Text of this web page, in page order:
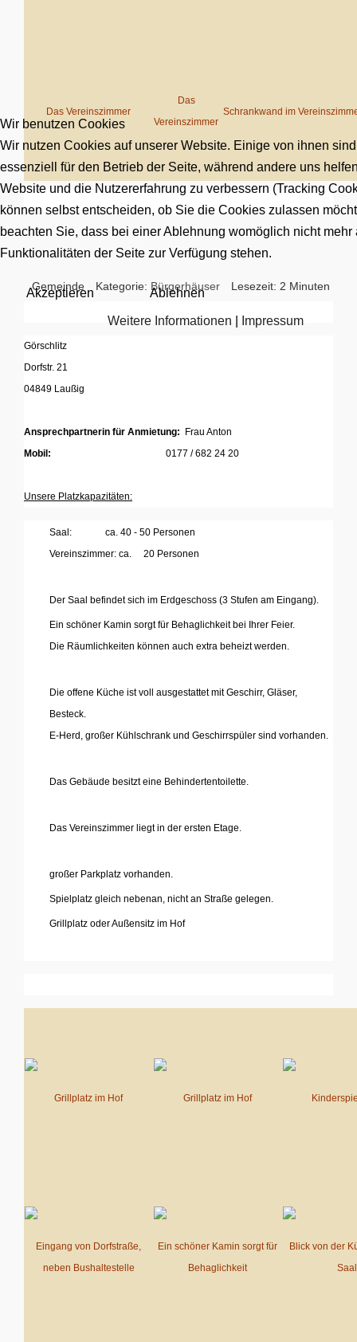
Das Vereinszimmer
Das
Vereinszimmer
Schrankwand im
Gemeinde Kategorie: Bürgerhäuser Lesezeit: 2 Minuten
Görschlitz
Dorfstr. 21
04849 Laußig
Ansprechpartnerin für Anmietung: Frau Anton
Mobil: 0177 / 682 24 20
Unsere Platzkapazitäten:
Saal: ca. 40 - 50 Personen
Vereinszimmer: ca. 20 Personen
Der Saal befindet sich im Erdgeschoss (3 Stufen am Eingang).
Ein schöner Kamin sorgt für Behaglichkeit bei Ihrer Feier.
Die Räumlichkeiten können auch extra beheizt werden.
Die offene Küche ist voll ausgestattet mit Geschirr, Gläser,
Besteck.
E-Herd, großer Kühlschrank und Geschirrspüler sind vorhanden.
Das Gebäude besitzt eine Behindertentoilette.
Das Vereinszimmer liegt in der ersten Etage.
großer Parkplatz vorhanden.
Spielplatz gleich nebenan, nicht an Straße gelegen.
Grillplatz oder Außensitz im Hof
Grillplatz im Hof Grillplatz im Hof
Eingang von Dorfstraße,
neben Bushaltestelle
Ein schöner Kamin sorgt für
Behaglichkeit
Blick von der
Saal
Wir benutzen Cookies
Wir nutzen Cookies auf unserer Website. Einige von ihnen sind
essenziell für den Betrieb der Seite, während andere uns
Website und die Nutzererfahrung zu verbessern (Tracking
können selbst entscheiden, ob Sie die Cookies zulassen
beachten Sie, dass bei einer Ablehnung womöglich nicht mehr
Funktionalitäten der Seite zur Verfügung stehen.
Akzeptieren Ablehnen
Weitere Informationen Impressum